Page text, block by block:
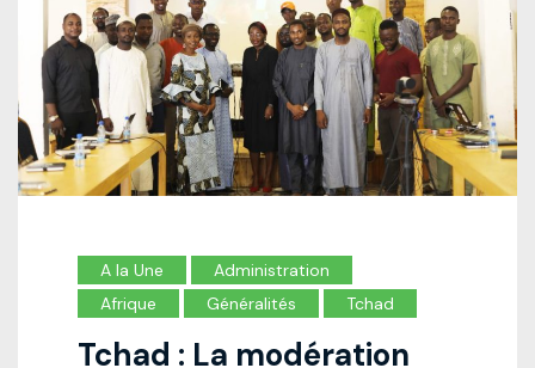
A la Une
Administration
Afrique
Généralités Tchad
Tchad : La modération